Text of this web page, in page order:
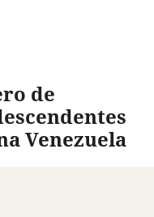
de
Venezuela